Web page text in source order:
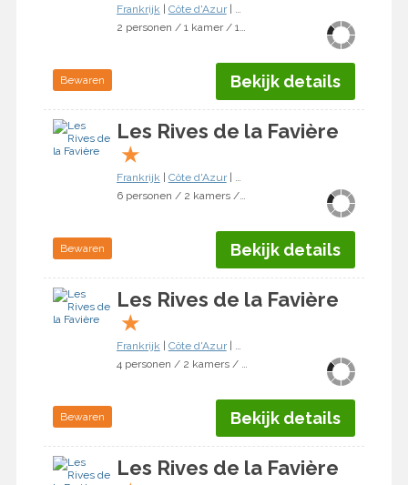
Frankrijk Côte d'Azur| Bormes-les-Mimosas
2 personen / 1 kamer / 1 slaapkamer
Bewaren Bekijk details
Les Rives de la Favière
★
Frankrijk Côte d'Azur| Bormes-les-Mimosas
6 personen / 2 kamers / 1 slaapkamer
Bewaren Bekijk details
Les Rives de la Favière
★
Frankrijk Côte d'Azur| Bormes-les-Mimosas
4 personen / 2 kamers / 1 slaapkamer
Bewaren Bekijk details
Les Rives de la Favière